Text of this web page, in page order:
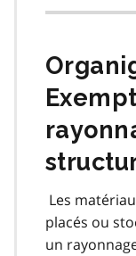
Les
placés ou
un